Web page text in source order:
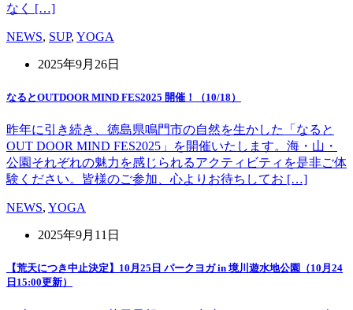
なく […]
NEWS, SUP, YOGA
2025年9月26日
なるとOUTDOOR MIND FES2025 開催！（10/18）
昨年に引き続き、徳島県鳴門市の自然を生かした「なると
OUT DOOR MIND FES2025」を開催いたします。海・山・
公園それぞれの魅力を感じられるアクティビティを是非ご体
験ください。皆様のご参加、心よりお待ちしてお […]
NEWS, YOGA
2025年9月11日
【荒天につき中止決定】10月25日 パークヨガ in 境川遊水地公園（10月24
日15:00更新）